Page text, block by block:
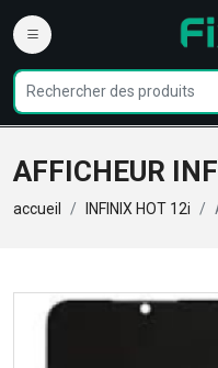
AFFICHEUR
accueil INFINIX HOT 12i